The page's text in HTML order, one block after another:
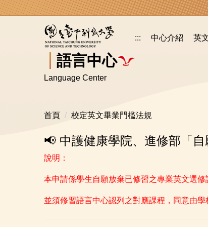
跳
語言中心
Language Center
::: 中心介紹 英
首頁 校定英文畢業門檻法規
📢 中護健康學院、進修部「
說明：
本申請係學生自願放棄已修習之專業英文選
並須修習語言中心認列之對應課程，同意由學